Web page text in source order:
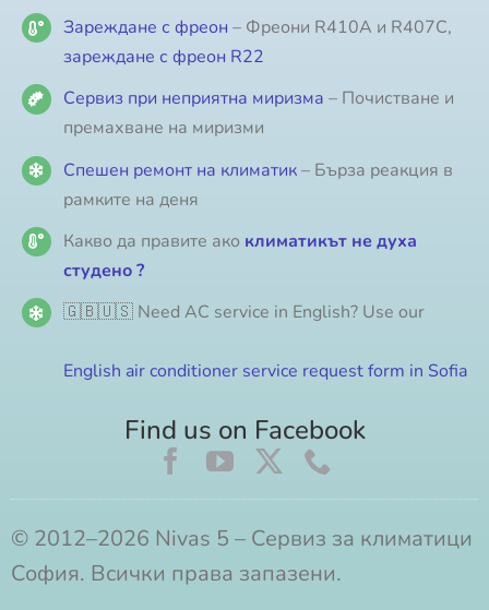
Зареждане с фреон – Фреони R410A и R407C,
зареждане с фреон R22
Сервиз при неприятна миризма – Почистване и
премахване на миризми
Спешен ремонт на климатик– Бърза реакция в
рамките на деня
Какво да правите ако климатикът не духа
студено ?
🇬🇧🇺🇸 Need AC service in English? Use our
English air conditioner service request form in Sofia
Find us on Facebook
© 2012–2026 Nivas 5 – Сервиз за климатици
София. Всички права запазени.